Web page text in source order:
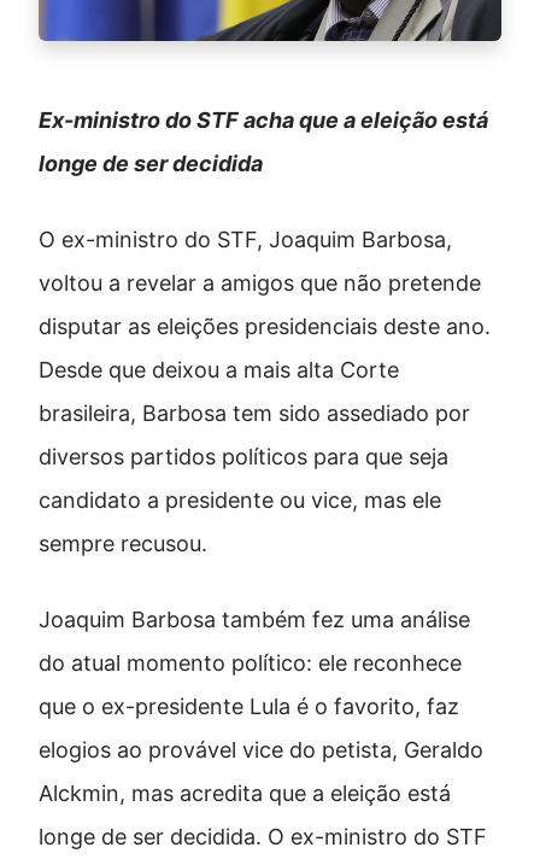
Ex-ministro do STF acha que a eleição está
longe de ser decidida
O ex-ministro do STF, Joaquim Barbosa,
voltou a revelar a amigos que não pretende
disputar as eleições presidenciais deste ano.
Desde que deixou a mais alta Corte
brasileira, Barbosa tem sido assediado por
diversos partidos políticos para que seja
candidato a presidente ou vice, mas ele
sempre recusou.
Joaquim Barbosa também fez uma análise
do atual momento político: ele reconhece
que o ex-presidente Lula é o favorito, faz
elogios ao provável vice do petista, Geraldo
Alckmin, mas acredita que a eleição está
longe de ser decidida. O ex-ministro do STF